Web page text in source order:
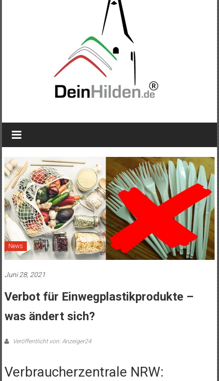
News
Juni 28, 2021
Verbot für Einwegplastikprodukte –
was ändert sich?
Veröffentlicht von: Anzeiger24
Verbraucherzentrale NRW: